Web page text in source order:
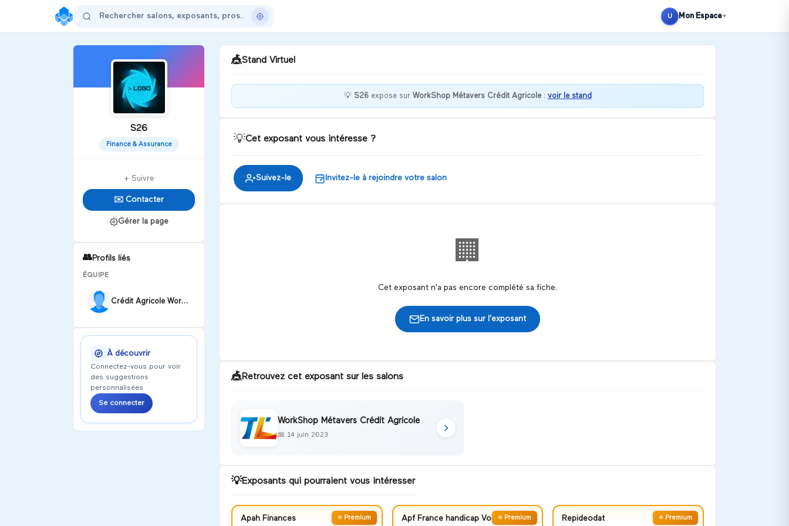
U Mon Espace ▼
S26
Finance & Assurance
+ Suivre
✉️ Contacter
Gérer la page
👥Profils liés
ÉQUIPE
Crédit Agricole WorkShop
À découvrir
Connectez-vous pour voir
des suggestions
personnalisées
Se connecter
🎪Stand Virtuel
Discuter
💡 S26expose sur WorkShop Métavers Crédit Agricole: voir le stand
💡Cet exposant vous intéresse ?
Suivez-le Invitez-le à rejoindre votre salon
🏢
Cet exposant n'a pas encore complété sa fiche.
En savoir plus sur l'exposant
🎪Retrouvez cet exposant sur les salons
WorkShop Métavers Crédit Agricole
📅 14 juin 2023
💡Exposants qui pourraient vous intéresser
⭐ Premium
Apah Finances ⭐ Premium
Apf France handicap Vosges ⭐ Premium
Repideodat